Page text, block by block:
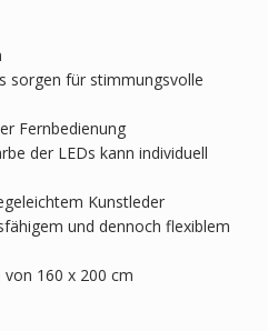
sorgen für stimmungsvolle
Fernbedienung
der LEDs kann individuell
Kunstleder
und dennoch flexiblem
160 x 200 cm